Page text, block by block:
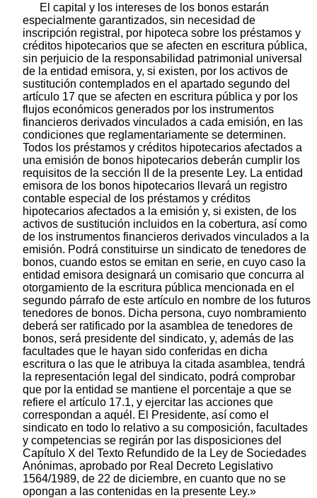
El capital y los intereses de los bonos estarán
especialmente garantizados, sin necesidad de
inscripción registral, por hipoteca sobre los préstamos y
créditos hipotecarios que se afecten en escritura pública,
sin perjuicio de la responsabilidad patrimonial universal
de la entidad emisora, y, si existen, por los activos de
sustitución contemplados en el apartado segundo del
artículo 17 que se afecten en escritura pública y por los
flujos económicos generados por los instrumentos
financieros derivados vinculados a cada emisión, en las
condiciones que reglamentariamente se determinen.
Todos los préstamos y créditos hipotecarios afectados a
una emisión de bonos hipotecarios deberán cumplir los
requisitos de la sección II de la presente Ley. La entidad
emisora de los bonos hipotecarios llevará un registro
contable especial de los préstamos y créditos
hipotecarios afectados a la emisión y, si existen, de los
activos de sustitución incluidos en la cobertura, así como
de los instrumentos financieros derivados vinculados a la
emisión. Podrá constituirse un sindicato de tenedores de
bonos, cuando estos se emitan en serie, en cuyo caso la
entidad emisora designará un comisario que concurra al
otorgamiento de la escritura pública mencionada en el
segundo párrafo de este artículo en nombre de los futuros
tenedores de bonos. Dicha persona, cuyo nombramiento
deberá ser ratificado por la asamblea de tenedores de
bonos, será presidente del sindicato, y, además de las
facultades que le hayan sido conferidas en dicha
escritura o las que le atribuya la citada asamblea, tendrá
la representación legal del sindicato, podrá comprobar
que por la entidad se mantiene el porcentaje a que se
refiere el artículo 17.1, y ejercitar las acciones que
correspondan a aquél. El Presidente, así como el
sindicato en todo lo relativo a su composición, facultades
y competencias se regirán por las disposiciones del
Capítulo X del Texto Refundido de la Ley de Sociedades
Anónimas, aprobado por Real Decreto Legislativo
1564/1989, de 22 de diciembre, en cuanto que no se
opongan a las contenidas en la presente Ley.»